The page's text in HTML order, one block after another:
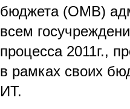
бюджета (ОМВ)
всем
процесса 2011г.,
в рамках своих
ИТ.